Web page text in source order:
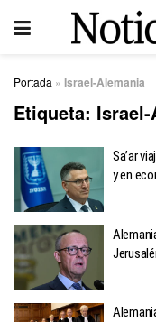
Portada » Israel-Alemania
Etiqueta:
Sa’ar
y en